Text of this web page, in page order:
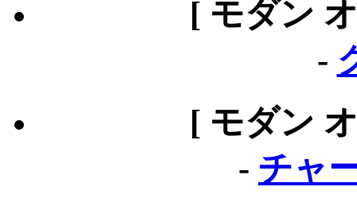
[ モダン
-
[ モダン
- チャ